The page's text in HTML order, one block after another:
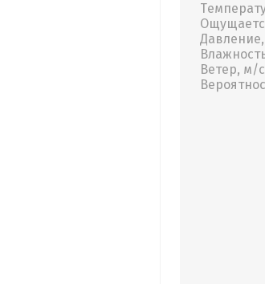
Ветер, м/с